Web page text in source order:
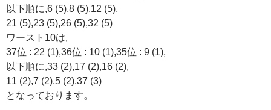
以下順に,6 (5),8 (5),12 (5),
21 (5),23 (5),26 (5),32 (5)
ワースト10は,
37位 : 22 (1),36位 : 10 (1),35位 : 9 (1),
以下順に,33 (2),17 (2),16 (2),
11 (2),7 (2),5 (2),37 (3)
となっております。